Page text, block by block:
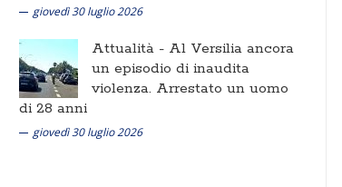
giovedì 30 luglio 2026
Attualità - Al Versilia ancora
un episodio di inaudita
violenza. Arrestato un uomo
di 28 anni
giovedì 30 luglio 2026